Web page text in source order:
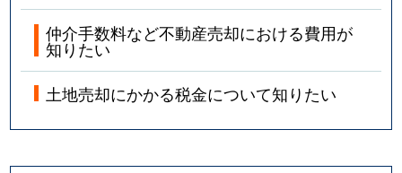
仲介手数料など不動産売却における費用が
知りたい
土地売却にかかる税金について知りたい